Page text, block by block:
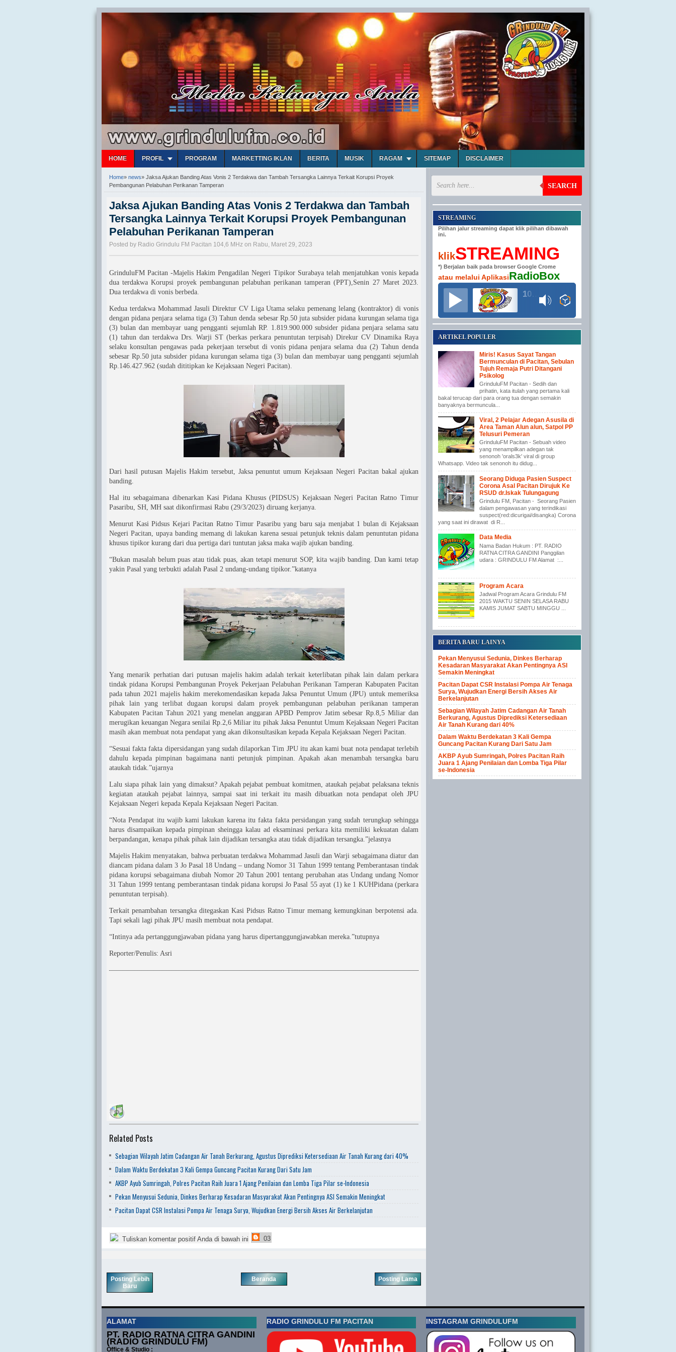
HOME PROFIL PROGRAM MARKETTING IKLAN BERITA MUSIK RAGAM SITEMAP DISCLAIMER
Home» news» Jaksa Ajukan Banding Atas Vonis 2 Terdakwa dan Tambah Tersangka Lainnya Terkait Korupsi Proyek
Pembangunan Pelabuhan Perikanan Tamperan
Jaksa Ajukan Banding Atas Vonis 2 Terdakwa dan Tambah
Tersangka Lainnya Terkait Korupsi Proyek Pembangunan
Pelabuhan Perikanan Tamperan
Posted by Radio Grindulu FM Pacitan 104,6 MHz on Rabu, Maret 29, 2023
GrinduluFM Pacitan -Majelis Hakim Pengadilan Negeri Tipikor Surabaya telah menjatuhkan vonis kepada
dua terdakwa Korupsi proyek pembangunan pelabuhan perikanan tamperan (PPT),Senin 27 Maret 2023.
Dua terdakwa di vonis berbeda.
Kedua terdakwa Mohammad Jasuli Direktur CV Liga Utama selaku pemenang lelang (kontraktor) di vonis
dengan pidana penjara selama tiga (3) Tahun denda sebesar Rp.50 juta subsider pidana kurungan selama tiga
(3) bulan dan membayar uang pengganti sejumlah RP. 1.819.900.000 subsider pidana penjara selama satu
(1) tahun dan terdakwa Drs. Warji ST (berkas perkara penuntutan terpisah) Direkur CV Dinamika Raya
selaku konsultan pengawas pada pekerjaan tersebut di vonis pidana penjara selama dua (2) Tahun denda
sebesar Rp.50 juta subsider pidana kurungan selama tiga (3) bulan dan membayar uang pengganti sejumlah
Rp.146.427.962 (sudah dititipkan ke Kejaksaan Negeri Pacitan).
Dari hasil putusan Majelis Hakim tersebut, Jaksa penuntut umum Kejaksaan Negeri Pacitan bakal ajukan
banding.
Hal itu sebagaimana dibenarkan Kasi Pidana Khusus (PIDSUS) Kejaksaan Negeri Pacitan Ratno Timur
Pasaribu, SH, MH saat dikonfirmasi Rabu (29/3/2023) diruang kerjanya.
Menurut Kasi Pidsus Kejari Pacitan Ratno Timur Pasaribu yang baru saja menjabat 1 bulan di Kejaksaan
Negeri Pacitan, upaya banding memang di lakukan karena sesuai petunjuk teknis dalam penuntutan pidana
khusus tipikor kurang dari dua pertiga dari tuntutan jaksa maka wajib ajukan banding.
“Bukan masalah belum puas atau tidak puas, akan tetapi menurut SOP, kita wajib banding. Dan kami tetap
yakin Pasal yang terbukti adalah Pasal 2 undang-undang tipikor.”katanya
Yang menarik perhatian dari putusan majelis hakim adalah terkait keterlibatan pihak lain dalam perkara
tindak pidana Korupsi Pembangunan Proyek Pekerjaan Pelabuhan Perikanan Tamperan Kabupaten Pacitan
pada tahun 2021 majelis hakim merekomendasikan kepada Jaksa Penuntut Umum (JPU) untuk memeriksa
pihak lain yang terlibat dugaan korupsi dalam proyek pembangunan pelabuhan perikanan tamperan
Kabupaten Pacitan Tahun 2021 yang menelan anggaran APBD Pemprov Jatim sebesar Rp.8,5 Miliar dan
merugikan keuangan Negara senilai Rp.2,6 Miliar itu pihak Jaksa Penuntut Umum Kejaksaan Negeri Pacitan
masih akan membuat nota pendapat yang akan dikonsultasikan kepada Kepala Kejaksaan Negeri Pacitan.
“Sesuai fakta fakta dipersidangan yang sudah dilaporkan Tim JPU itu akan kami buat nota pendapat terlebih
dahulu kepada pimpinan bagaimana nanti petunjuk pimpinan. Apakah akan menambah tersangka baru
ataukah tidak.”ujarnya
Lalu siapa pihak lain yang dimaksut? Apakah pejabat pembuat komitmen, ataukah pejabat pelaksana teknis
kegiatan ataukah pejabat lainnya, sampai saat ini terkait itu masih dibuatkan nota pendapat oleh JPU
Kejaksaan Negeri kepada Kepala Kejaksaan Negeri Pacitan.
“Nota Pendapat itu wajib kami lakukan karena itu fakta fakta persidangan yang sudah terungkap sehingga
harus disampaikan kepada pimpinan sheingga kalau ad eksaminasi perkara kita memiliki kekuatan dalam
berpandangan, kenapa pihak pihak lain dijadikan tersangka atau tidak dijadikan tersangka.”jelasnya
Majelis Hakim menyatakan, bahwa perbuatan terdakwa Mohammad Jasuli dan Warji sebagaimana diatur dan
diancam pidana dalam 3 Jo Pasal 18 Undang – undang Nomor 31 Tahun 1999 tentang Pemberantasan tindak
pidana korupsi sebagaimana diubah Nomor 20 Tahun 2001 tentang perubahan atas Undang undang Nomor
31 Tahun 1999 tentang pemberantasan tindak pidana korupsi Jo Pasal 55 ayat (1) ke 1 KUHPidana (perkara
penuntutan terpisah).
Terkait penambahan tersangka ditegaskan Kasi Pidsus Ratno Timur memang kemungkinan berpotensi ada.
Tapi sekali lagi pihak JPU masih membuat nota pendapat.
“Intinya ada pertanggungjawaban pidana yang harus dipertanggungjawabkan mereka.”tutupnya
Reporter/Penulis: Asri
Related Posts
Sebagian Wilayah Jatim Cadangan Air Tanah Berkurang, Agustus Diprediksi Ketersediaan Air Tanah Kurang dari 40%
Dalam Waktu Berdekatan 3 Kali Gempa Guncang Pacitan Kurang Dari Satu Jam
AKBP Ayub Sumringah, Polres Pacitan Raih Juara 1 Ajang Penilaian dan Lomba Tiga Pilar se-Indonesia
Pekan Menyusui Sedunia, Dinkes Berharap Kesadaran Masyarakat Akan Pentingnya ASI Semakin Meningkat
Pacitan Dapat CSR Instalasi Pompa Air Tenaga Surya, Wujudkan Energi Bersih Akses Air Berkelanjutan
Tuliskan komentar positif Anda di bawah ini 03
Posting Lebih
Baru
Posting Lama
Beranda
SEARCH
STREAMING
Pilihan jalur streaming dapat klik pilihan dibawah
ini.
klikSTREAMING
*) Berjalan baik pada browser Google Crome
atau melalui AplikasiRadioBox
ARTIKEL POPULER
Miris! Kasus Sayat Tangan
Bermunculan di Pacitan, Sebulan
Tujuh Remaja Putri Ditangani
Psikolog
GrinduluFM Pacitan - Sedih dan
prihatin, kata itulah yang pertama kali
bakal terucap dari para orang tua dengan semakin
banyaknya bermuncula...
Viral, 2 Pelajar Adegan Asusila di
Area Taman Alun alun, Satpol PP
Telusuri Pemeran
GrinduluFM Pacitan - Sebuah video
yang menampilkan adegan tak
senonoh 'orals3k' viral di group
Whatsapp. Video tak senonoh itu didug...
Seorang Diduga Pasien Suspect
Corona Asal Pacitan Dirujuk Ke
RSUD dr.Iskak Tulungagung
Grindulu FM, Pacitan - Seorang Pasien
dalam pengawasan yang terindikasi
suspect(red:dicurigai/disangka) Corona
yang saat ini dirawat di R...
Data Media
Nama Badan Hukum : PT. RADIO
RATNA CITRA GANDINI Panggilan
udara : GRINDULU FM Alamat :...
Program Acara
Jadwal Program Acara Grindulu FM
2015 WAKTU SENIN SELASA RABU
KAMIS JUMAT SABTU MINGGU ...
BERITA BARU LAINYA
Pekan Menyusui Sedunia, Dinkes Berharap
Kesadaran Masyarakat Akan Pentingnya ASI
Semakin Meningkat
Pacitan Dapat CSR Instalasi Pompa Air Tenaga
Surya, Wujudkan Energi Bersih Akses Air
Berkelanjutan
Sebagian Wilayah Jatim Cadangan Air Tanah
Berkurang, Agustus Diprediksi Ketersediaan
Air Tanah Kurang dari 40%
Dalam Waktu Berdekatan 3 Kali Gempa
Guncang Pacitan Kurang Dari Satu Jam
AKBP Ayub Sumringah, Polres Pacitan Raih
Juara 1 Ajang Penilaian dan Lomba Tiga Pilar
se-Indonesia
ALAMAT
PT. RADIO RATNA CITRA GANDINI
(RADIO GRINDULU FM)
Office & Studio :
RADIO GRINDULU FM PACITAN INSTAGRAM GRINDULUFM